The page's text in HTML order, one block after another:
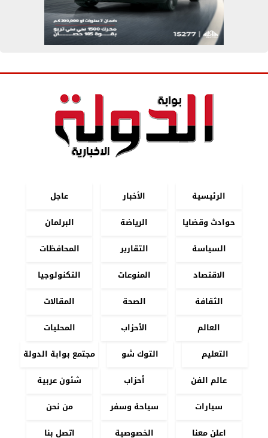
الرئيسية الأخبار
عاجل
حوادث وقضايا
الرياضة
البرلمان
السياسة
التقارير
المحافظات
الاقتصاد
المنوعات
التكنولوجيا
الثقافة
الصحة
المقالات
العالم
الأحزاب
المحليات
التعليم
التوك شو
مجتمع بوابة الدولة
عالم الفن
أحزاب
شئون عربية
سيارات
سياحة وسفر
من نحن
اعلن معنا
الخصوصية اتصل بنا